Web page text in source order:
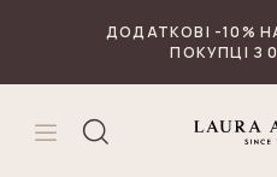
ДОДАТКОВІ -10%
ПОКУПЦІ З